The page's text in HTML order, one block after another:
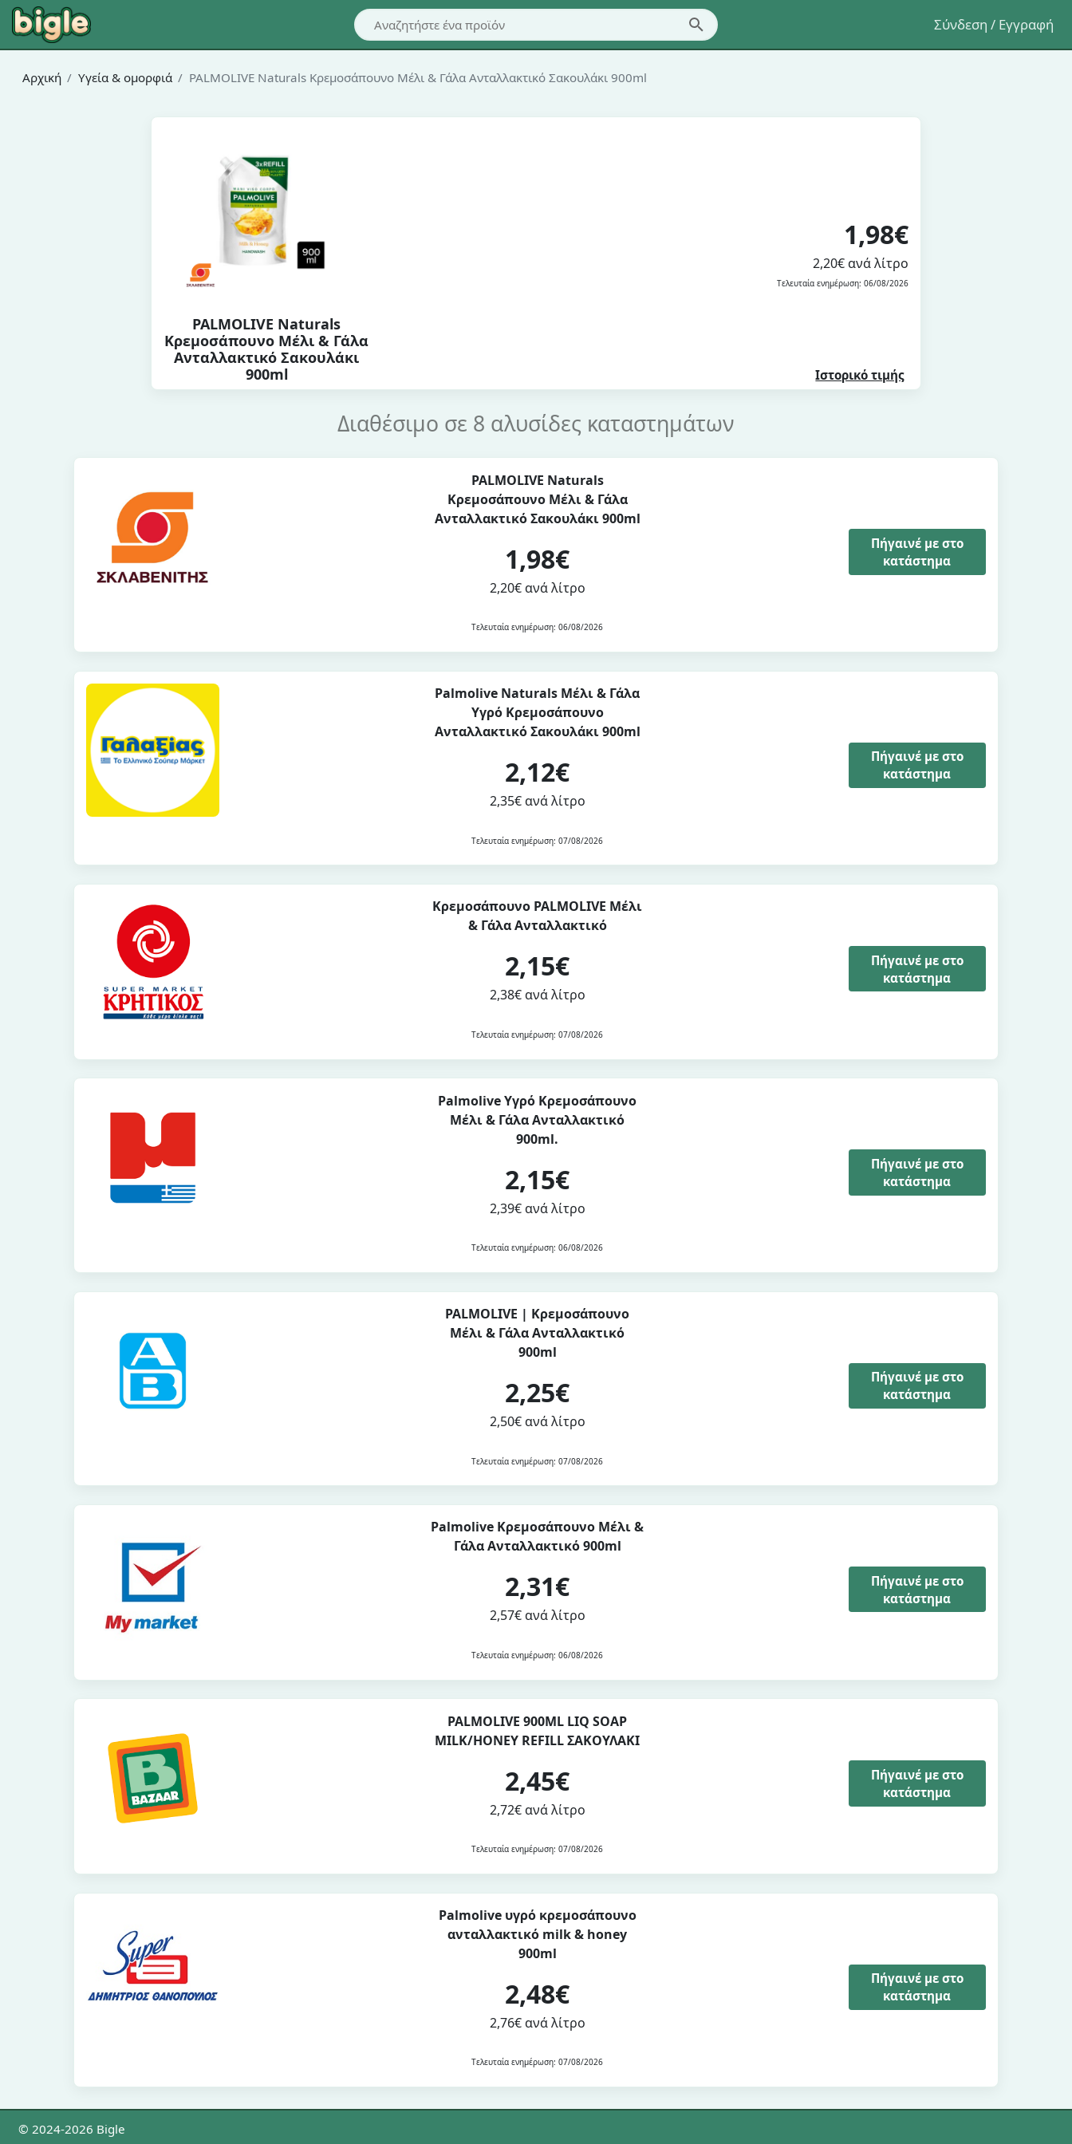
Σύνδεση / Εγγραφή
Αρχική Υγεία & ομορφιά PALMOLIVE Naturals Κρεμοσάπουνο Μέλι & Γάλα Ανταλλακτικό Σακουλάκι 900ml
PALMOLIVE Naturals
Κρεμοσάπουνο Μέλι & Γάλα
Ανταλλακτικό Σακουλάκι
900ml
1,98€
2,20€ ανά λίτρο
Τελευταία ενημέρωση: 06/08/2026
Ιστορικό τιμής
Διαθέσιμο σε 8 αλυσίδες καταστημάτων
PALMOLIVE Naturals
Κρεμοσάπουνο Μέλι & Γάλα
Ανταλλακτικό Σακουλάκι 900ml
1,98€
2,20€ ανά λίτρο
Τελευταία ενημέρωση: 06/08/2026
Πήγαινέ με στο
κατάστημα
Palmolive Naturals Μέλι & Γάλα
Υγρό Κρεμοσάπουνο
Ανταλλακτικό Σακουλάκι 900ml
2,12€
2,35€ ανά λίτρο
Τελευταία ενημέρωση: 07/08/2026
Πήγαινέ με στο
κατάστημα
Κρεμοσάπουνο PALMOLIVE Μέλι
& Γάλα Ανταλλακτικό
2,15€
2,38€ ανά λίτρο
Τελευταία ενημέρωση: 07/08/2026
Πήγαινέ με στο
κατάστημα
Palmolive Υγρό Κρεμοσάπουνο
Μέλι & Γάλα Ανταλλακτικό
900ml.
2,15€
2,39€ ανά λίτρο
Τελευταία ενημέρωση: 06/08/2026
Πήγαινέ με στο
κατάστημα
PALMOLIVE | Κρεμοσάπουνο
Μέλι & Γάλα Ανταλλακτικό
900ml
2,25€
2,50€ ανά λίτρο
Τελευταία ενημέρωση: 07/08/2026
Πήγαινέ με στο
κατάστημα
Palmolive Κρεμοσάπουνο Μέλι &
Γάλα Ανταλλακτικό 900ml
2,31€
2,57€ ανά λίτρο
Τελευταία ενημέρωση: 06/08/2026
Πήγαινέ με στο
κατάστημα
PALMOLIVE 900ML LIQ SOAP
MILK/HONEY REFILL ΣΑΚΟΥΛΑΚΙ
2,45€
2,72€ ανά λίτρο
Τελευταία ενημέρωση: 07/08/2026
Πήγαινέ με στο
κατάστημα
Palmolive υγρό κρεμοσάπουνο
ανταλλακτικό milk & honey
900ml
2,48€
2,76€ ανά λίτρο
Τελευταία ενημέρωση: 07/08/2026
Πήγαινέ με στο
κατάστημα
© 2024-2026 Bigle